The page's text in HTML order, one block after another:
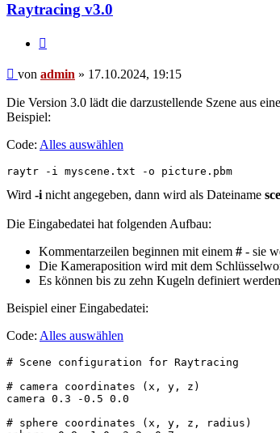
Raytracing v3.0
Beitrag
von admin » 17.10.2024, 19:15
Die Version 3.0 lädt die darzustellende Szene aus
Beispiel:
Code: Alles auswählen
raytr -i myscene.txt -o picture.pbm
Wird -i nicht angegeben, dann wird als Dateiname
Die Eingabedatei hat folgenden Aufbau:
Kommentarzeilen beginnen mit einem # - sie
Die Kameraposition wird mit dem
Es können bis zu zehn Kugeln definiert
Beispiel einer Eingabedatei:
Code: Alles auswählen
# Scene configuration for Raytracing
# camera coordinates (x, y, z)
camera 0.3 -0.5 0.0
# sphere coordinates (x, y, z, radius)